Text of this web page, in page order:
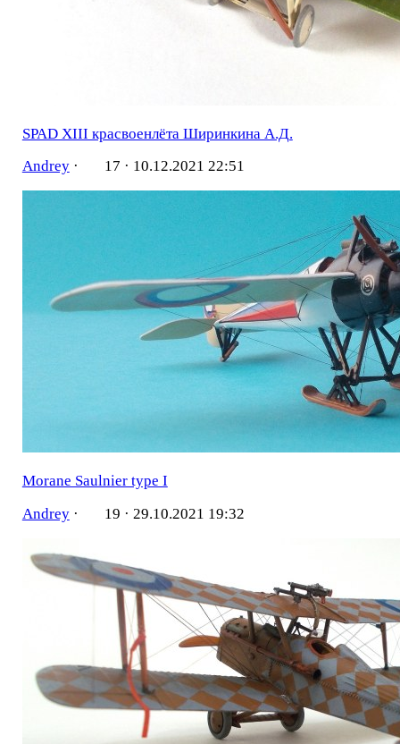
SPAD XIII красвоенлёта Ширинкина А.Д.
Andrey· 17 · 10.12.2021 22:51
Morane Saulnier type I
Andrey· 19 · 29.10.2021 19:32